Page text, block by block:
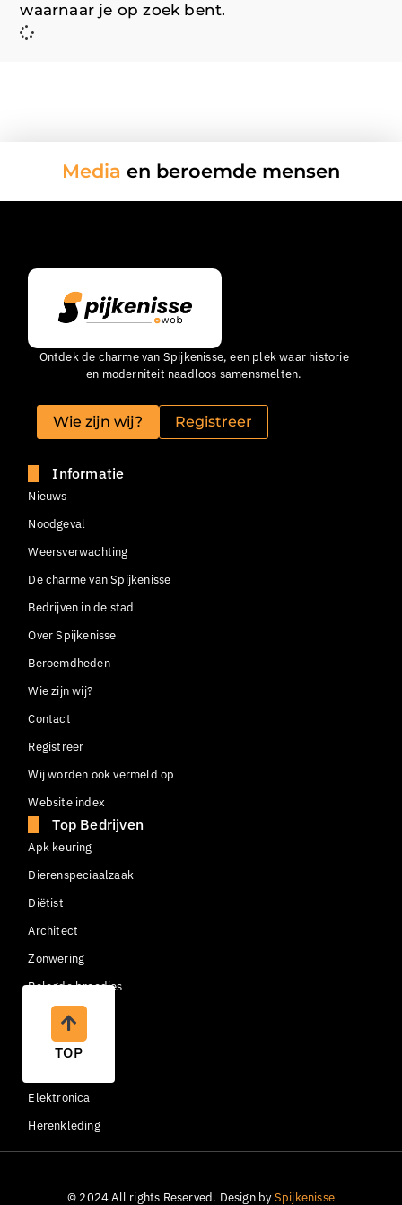
TOP
waarnaar je op zoek bent.
Media en beroemde mensen
Ontdek de charme van Spijkenisse, een plek waar historie
en moderniteit naadloos samensmelten.
Wie zijn wij? Registreer
Informatie
Nieuws
Noodgeval
Weersverwachting
De charme van Spijkenisse
Bedrijven in de stad
Over Spijkenisse
Beroemdheden
Wie zijn wij?
Contact
Registreer
Wij worden ook vermeld op
Website index
Top Bedrijven
Apk keuring
Dierenspeciaalzaak
Diëtist
Architect
Zonwering
Belegde broodjes
Container huren
Begraafplaats
Elektronica
Herenkleding
© 2024 All rights Reserved. Design bySpijkenisse